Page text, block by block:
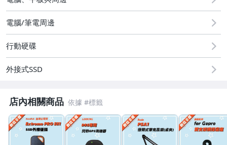
■穩定器
電腦/筆電周邊
行動硬碟
外接式SSD
店內相關商品